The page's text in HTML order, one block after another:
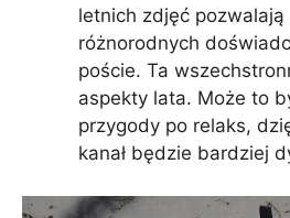
letnich zdjęć
różnorodnych
poście. Ta
aspekty lata. Może to
przygody po relaks,
kanał będzie bardziej